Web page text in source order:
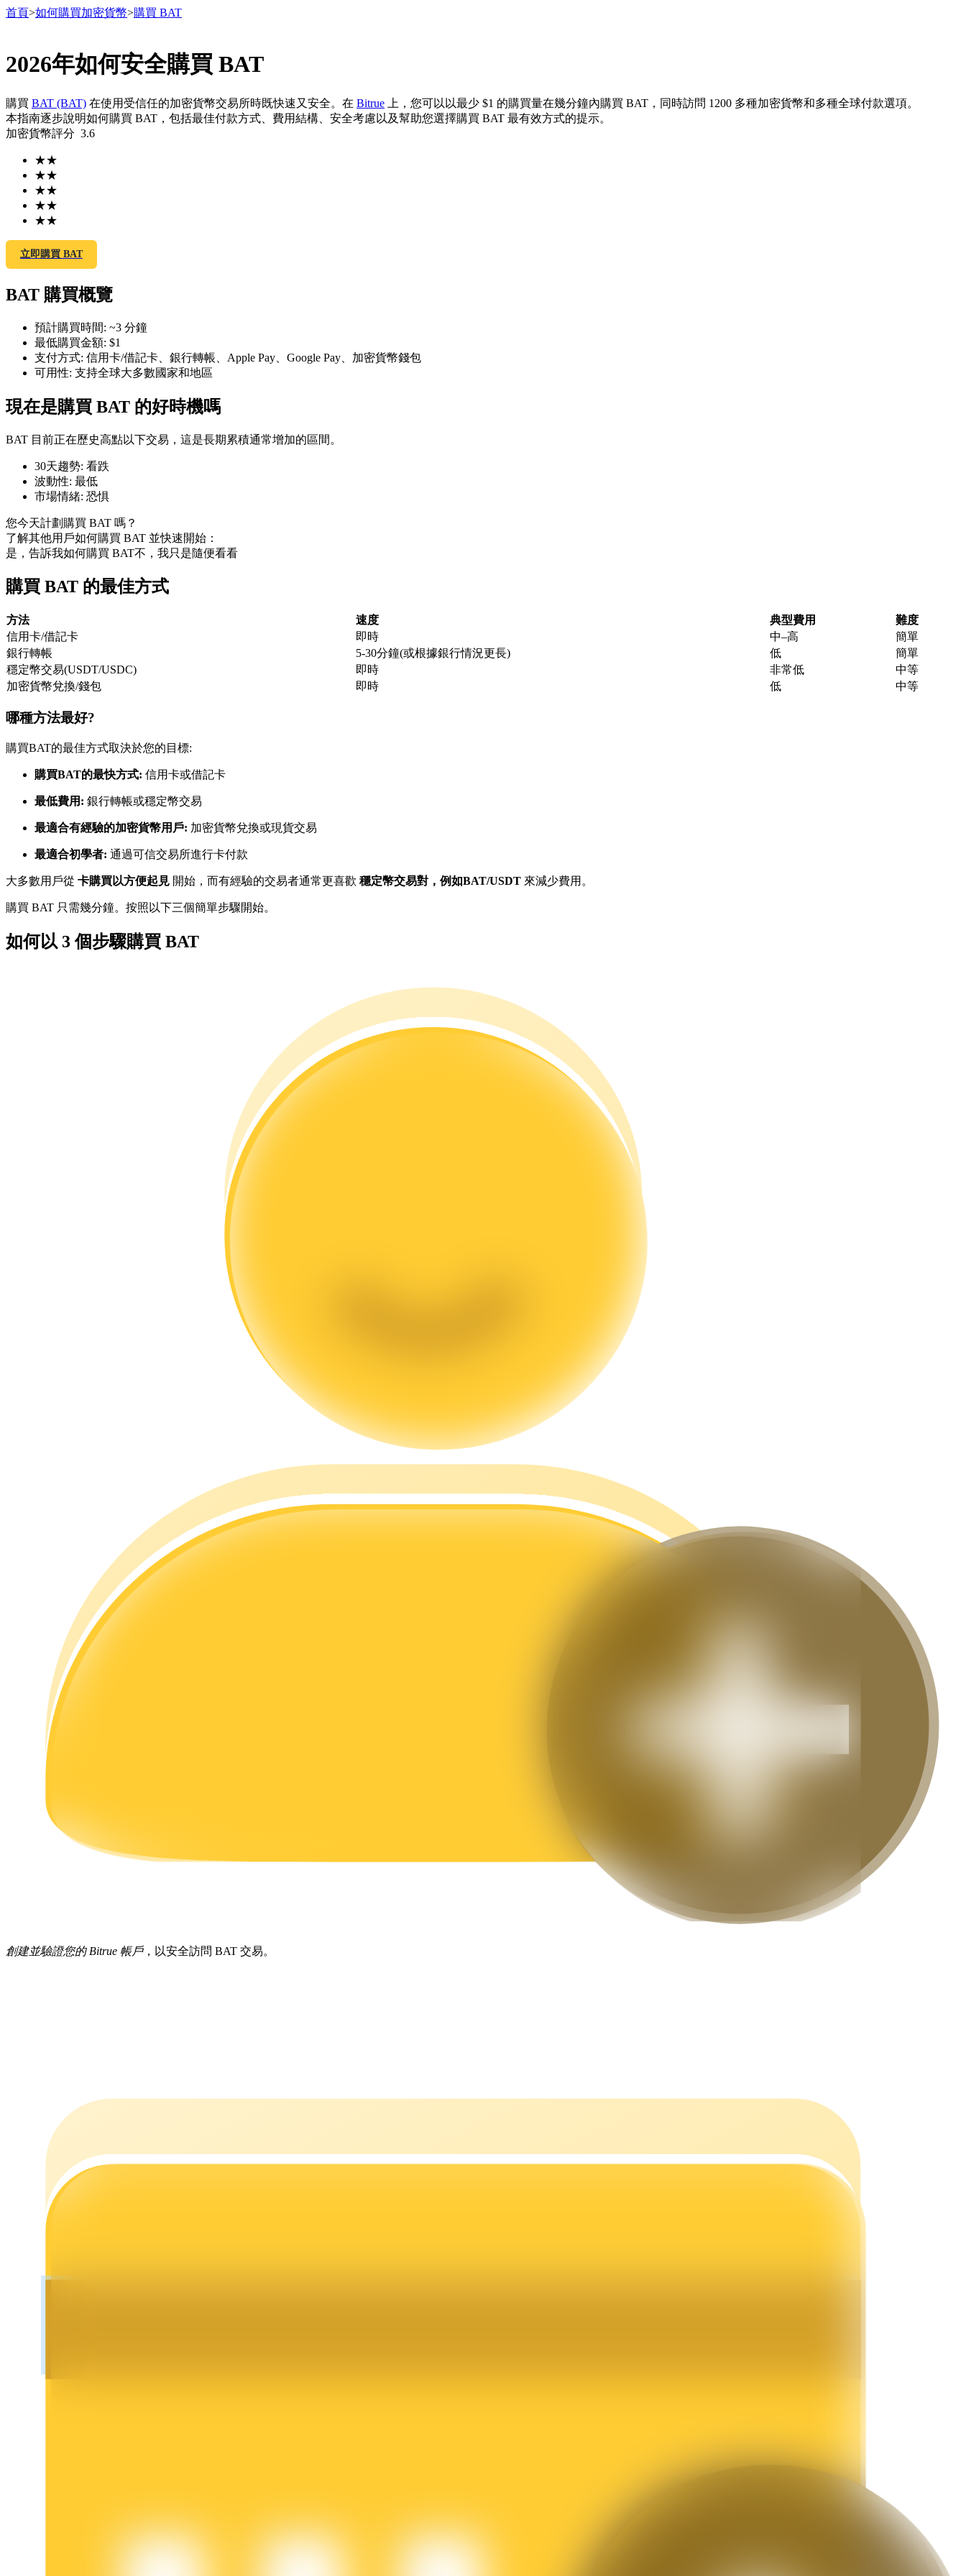
多種以USDT結算的永續合約
幣本位永續
以數字貨幣為保證金的永續合約
TradFi
USDC永續
多種以USDC結算的永續合約
跟單
與頂尖交易專家同行
學習如何保持盈利
增值寶
Launchpool
活期質押獲得熱門資產
首頁>如何購買加密貨幣>購買 BAT
2026年如何安全購買 BAT
購買 BAT (BAT) 在使用受信任的加密貨幣交易所時既快速又安全。在 Bitrue 上，您可以以最少 $1 的購買量在幾分鐘內購買 BAT，同時訪問 1200 多種加密貨幣和多種全球付款選項。
本指南逐步說明如何購買 BAT，包括最佳付款方式、費用結構、安全考慮以及幫助您選擇購買 BAT 最有效方式的提示。
加密貨幣評分 3.6
★★
★★
★★
★★
★★
立即購買 BAT
BAT 購買概覽
預計購買時間: ~3 分鐘
最低購買金額: $1
支付方式: 信用卡/借記卡、銀行轉帳、Apple Pay、Google Pay、加密貨幣錢包
可用性: 支持全球大多數國家和地區
現在是購買 BAT 的好時機嗎
BAT 目前正在歷史高點以下交易，這是長期累積通常增加的區間。
30天趨勢: 看跌
波動性: 最低
市場情緒: 恐惧
您今天計劃購買 BAT 嗎？
了解其他用戶如何購買 BAT 並快速開始：
是，告訴我如何購買 BAT不，我只是隨便看看
購買 BAT 的最佳方式
方法 速度 典型費用
難度
信用卡/借記卡
即時 中–高
簡單
銀行轉帳
5-30分鐘(或根據銀行情況更長) 低
簡單
穩定幣交易(USDT/USDC)
即時 非常低
中等
加密貨幣兌換/錢包
即時 低 中等
哪種方法最好?
購買BAT的最佳方式取決於您的目標:
購買BAT的最快方式: 信用卡或借記卡
最低費用: 銀行轉帳或穩定幣交易
最適合有經驗的加密貨幣用戶: 加密貨幣兌換或現貨交易
最適合初學者: 通過可信交易所進行卡付款
大多數用戶從 卡購買以方便起見 開始，而有經驗的交易者通常更喜歡 穩定幣交易對，例如BAT/USDT 來減少費用。
購買 BAT 只需幾分鐘。按照以下三個簡單步驟開始。
如何以 3 個步驟購買 BAT
創建並驗證您的 Bitrue 帳戶，以安全訪問 BAT 交易。